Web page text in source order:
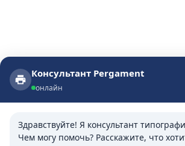
Консультант Pergament
онлайн
Здравствуйте! Я консультант
Чем могу помочь? Расскажите, что
Консультант Pergament